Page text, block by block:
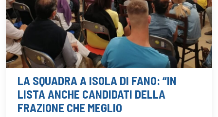
LA SQUADRA A ISOLA DI FANO: “IN
LISTA ANCHE CANDIDATI DELLA
FRAZIONE CHE MEGLIO